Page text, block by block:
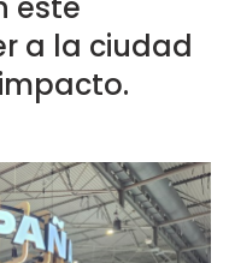
a la ciudad